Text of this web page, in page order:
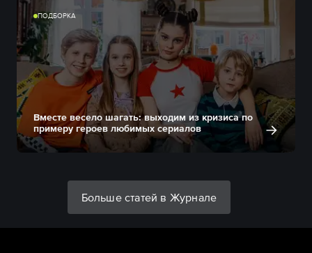
ПОДБОРКА
Вместе весело шагать: выходим из кризиса по
примеру героев любимых сериалов
Больше статей в Журнале